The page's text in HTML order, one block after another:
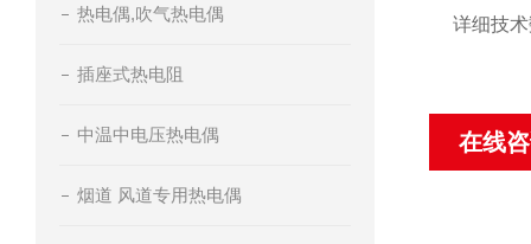
热电偶,吹气热电偶
插座式热电阻
中温中电压热电偶
烟道 风道专用热电偶
详细技
在线